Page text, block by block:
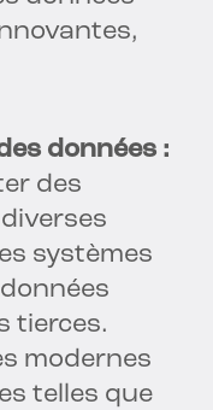
données :
des
systèmes
tierces.
modernes
telles que